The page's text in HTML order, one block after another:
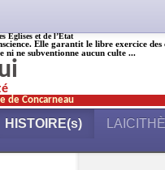
Églises et de l’État
Elle garantit le libre exercice des
ni ne subventionne aucun culte ...
de Concarneau
HISTOIRE(s)